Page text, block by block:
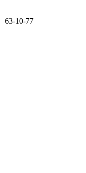
63-10-77